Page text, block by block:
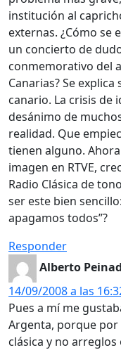
institución al
externas. ¿Cómo se
un concierto de
conmemorativo del
Canarias? Se
canario. La crisis de
desánimo de
realidad. Que
tienen alguno.
imagen en RTVE,
Radio Clásica de
ser este bien
apagamos todos”?
Responder
Alberto
14/09/2008 a las
Pues a mí me
Argenta, porque
clásica y no